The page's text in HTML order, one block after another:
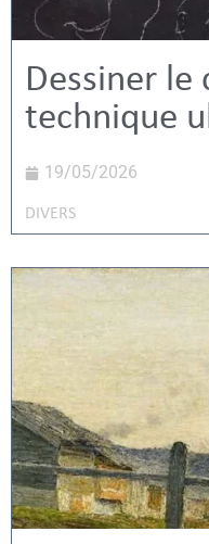
Dessiner
technique
19/05/2026
DIVERS